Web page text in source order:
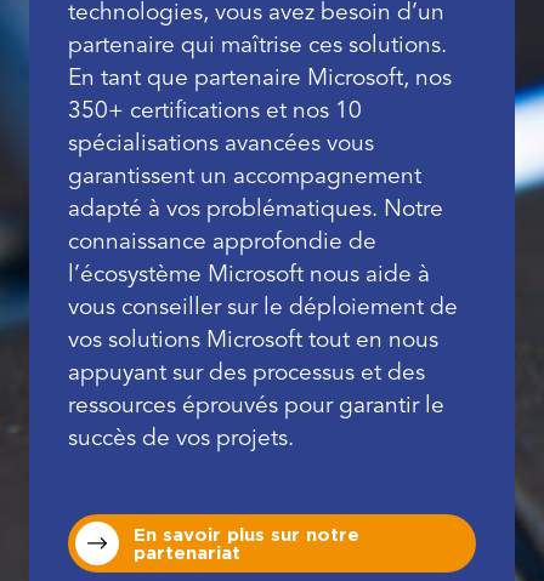
technologies, vous avez besoin d’un
partenaire qui maîtrise ces solutions.
En tant que partenaire Microsoft, nos
350+ certifications et nos 10
spécialisations avancées vous
garantissent un accompagnement
adapté à vos problématiques. Notre
connaissance approfondie de
l’écosystème Microsoft nous aide à
vous conseiller sur le déploiement de
vos solutions Microsoft tout en nous
appuyant sur des processus et des
ressources éprouvés pour garantir le
succès de vos projets.
En savoir plus sur notre
partenariat